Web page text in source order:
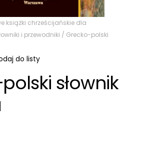
książki chrześcijańskie dla
i przewodniki / Grecko-polski
do listy
słownik